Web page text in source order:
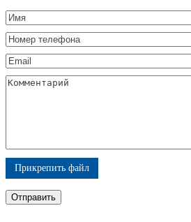
Прикрепить файл